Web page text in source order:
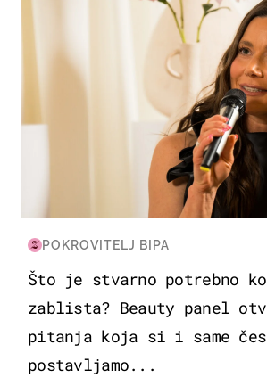
POKROVITELJ BIPA
Što je stvarno potrebno
zablista? Beauty panel
pitanja koja si i same
postavljamo...